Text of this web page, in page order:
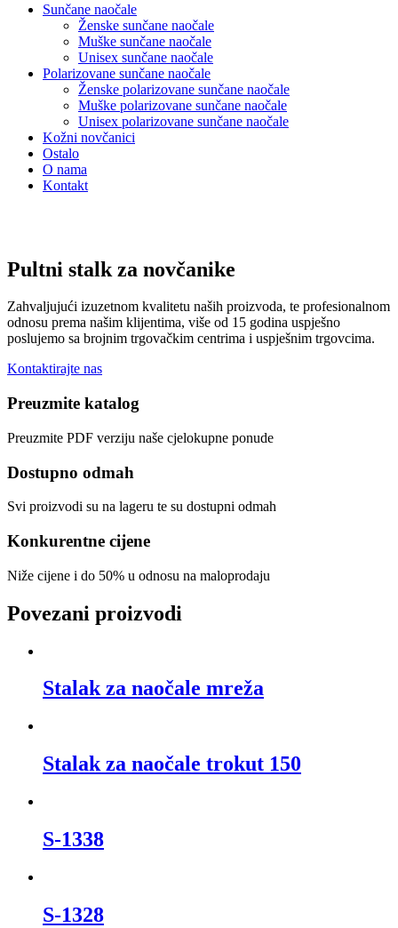
Sunčane naočale
Ženske sunčane naočale
Muške sunčane naočale
Unisex sunčane naočale
Polarizovane sunčane naočale
Ženske polarizovane sunčane naočale
Muške polarizovane sunčane naočale
Unisex polarizovane sunčane naočale
Kožni novčanici
Ostalo
O nama
Kontakt
Pultni stalk za novčanike
Zahvaljujući izuzetnom kvalitetu naših proizvoda, te profesionalnom
odnosu prema našim klijentima, više od 15 godina uspješno
poslujemo sa brojnim trgovačkim centrima i uspješnim trgovcima.
Kontaktirajte nas
Preuzmite katalog
Preuzmite PDF verziju naše cjelokupne ponude
Dostupno odmah
Svi proizvodi su na lageru te su dostupni odmah
Konkurentne cijene
Niže cijene i do 50% u odnosu na maloprodaju
Povezani proizvodi
Stalak za naočale mreža
Stalak za naočale trokut 150
S-1338
S-1328